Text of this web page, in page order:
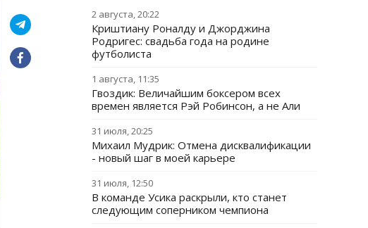
2 августа, 20:22
Криштиану Роналду и Джорджина
Родригес: свадьба года на родине
футболиста
1 августа, 11:35
Гвоздик: Величайшим боксером всех
времен является Рэй Робинсон, а не Али
31 июля, 20:25
Михаил Мудрик: Отмена дисквалификации
- новый шаг в моей карьере
31 июля, 12:50
В команде Усика раскрыли, кто станет
следующим соперником чемпиона